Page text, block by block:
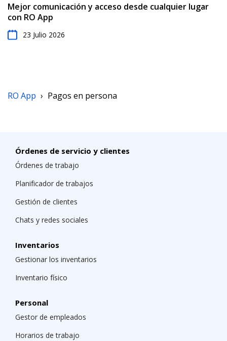
Mejor comunicación y acceso desde cualquier lugar
con RO App
23 Julio 2026
RO App › Pagos en persona
Órdenes de servicio y clientes
Órdenes de trabajo
Planificador de trabajos
Gestión de clientes
Chats y redes sociales
Inventarios
Gestionar los inventarios
Inventario físico
Personal
Gestor de empleados
Horarios de trabajo